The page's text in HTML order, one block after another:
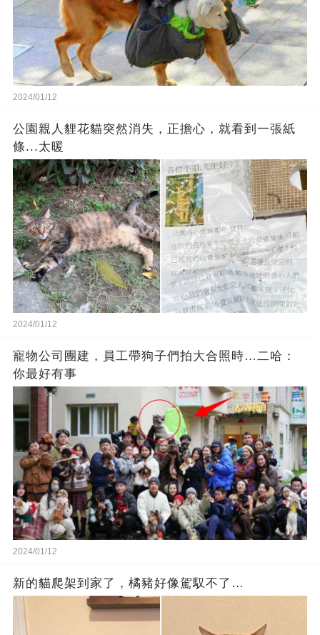
2024/01/12
公園親人貍花貓突然消失，正擔心，就看到一張紙
條...太暖
2024/01/12
寵物公司團建，員工帶狗子們拍大合照時…二哈：
你最好有事
2024/01/12
新的貓爬架到家了，橘豬好像駕馭不了…